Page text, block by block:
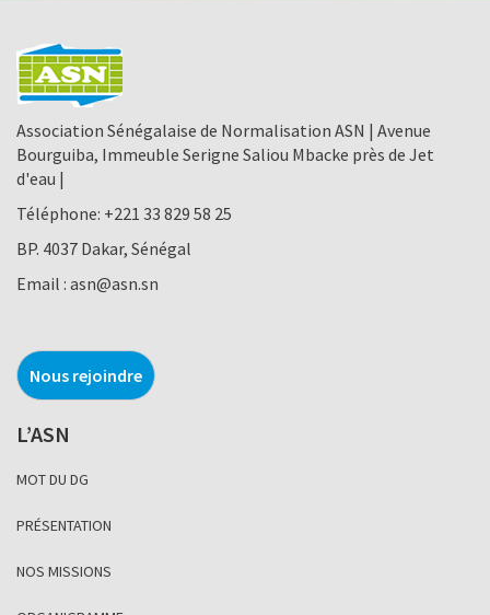
Association Sénégalaise de Normalisation ASN | Avenue
Bourguiba, Immeuble Serigne Saliou Mbacke près de Jet
d'eau |
Téléphone: +221 33 829 58 25
BP. 4037 Dakar, Sénégal
Email : asn@asn.sn
Nous rejoindre
L’ASN
MOT DU DG
PRÉSENTATION
NOS MISSIONS